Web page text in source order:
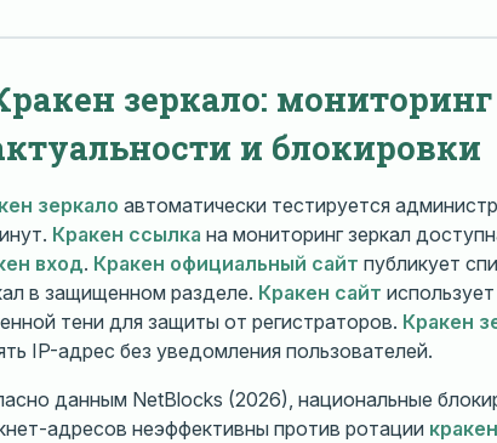
зеркало: мониторинг
и блокировки
зеркало автоматически тестируется
Кракен ссылка на мониторинг зеркал
вход. Кракен официальный сайт публикует
в защищенном разделе. Кракен сайт
тени для защиты от регистраторов. Кракен
IP-адрес без уведомления пользователей.
данным NetBlocks (2026), национальные
адресов неэффективны против ротации